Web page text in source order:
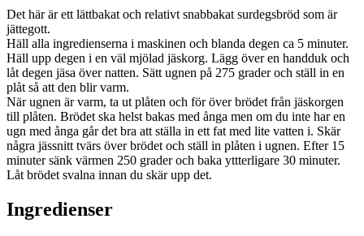
Det här är ett lättbakat och relativt snabbakat surdegsbröd som är
jättegott.
Häll alla ingredienserna i maskinen och blanda degen ca 5 minuter.
Häll upp degen i en väl mjölad jäskorg. Lägg över en handduk och
låt degen jäsa över natten. Sätt ugnen på 275 grader och ställ in en
plåt så att den blir varm.
När ugnen är varm, ta ut plåten och för över brödet från jäskorgen
till plåten. Brödet ska helst bakas med ånga men om du inte har en
ugn med ånga går det bra att ställa in ett fat med lite vatten i. Skär
några jässnitt tvärs över brödet och ställ in plåten i ugnen. Efter 15
minuter sänk värmen 250 grader och baka yttterligare 30 minuter.
Låt brödet svalna innan du skär upp det.
Ingredienser